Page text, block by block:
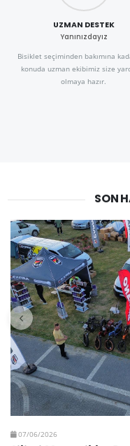
UZMAN DESTEK
Yanınızdayız
Bisiklet seçiminden bakımına
konuda uzman ekibimiz size
olmaya hazır.
SON
07/06/2026